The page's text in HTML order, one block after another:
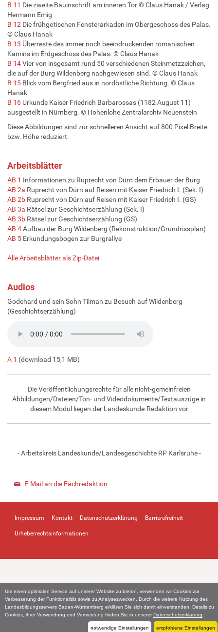
Um einen optimalen Service auf unserer Website zu bieten, verwenden wir Cookies zur
Verbesserung der Funktionalität sowie zu Analysezwecken. Durch die weitere Nutzung des
Landesbildungsservers Baden-Württemberg erklären Sie sich damit einverstanden. Details zu
Cookies, ihrer Verwendung und Vermeidung finden Sie in unserer Datenschutzerklärung
notwendige Einstellungen empfohlene Einstellungen
B 11 Die zweite Bauinschrift am inneren Tor © Claus Hanak / Verlag
Hermann Emig
B 12 Die frühgotischen Fensterarkaden im Obergeschoss des Palas.
© Claus Hanak
B 13 Überreste des immer noch beeindruckenden romanischen
Kamins im Erdgeschoss des Palas. © Claus Hanak
B 14Vier von insgesamt rund 50 verschiedenen Steinmetzzeichen,
die auf der Burg Wildenberg nachgewiesen sind. © Claus Hanak
B 15 Blick vom Bergfried aus in nordöstliche Richtung. © Claus
Hanak
B 16 Urkunde Kaiser Friedrich Barbarossas (1182 August 11)
ausgestellt in Nürnberg. © Hohenlohe Zentralarchiv Neuenstein
Diese Abbildungen sind zur schnelleren Ansicht auf 800 Pixel Breite
bzw. Höhe reduziert.
Arbeitsblätter
AB 1 Informationen zu Ruprecht von Dürn dem Erbauer der Burg
AB 2a Ruprecht von Dürn auf Reisen mit Kaiser Friedrich I. (Sek. I)
AB 2b Ruprecht von Dürn auf Reisen mit Kaiser Friedrich I. (GS)
AB 3a Rätsel zur Geschichtserzählung (Sek. I)
AB 3b Rätsel zur Geschichtserzählung (GS)
AB 4Aufbau der Burg Wildenberg (Rekonstruktion/Grundrissplan)
AB 5 Erkundungsbogen zur Burgrallye
Alle Arbeitsblätter als Zip-Datei
Audios
Godehard und sein Sohn Tilman zu Besuch auf Wildenberg
(Geschichtserzählung)
A 1 (download 15,1 MB)
Die Veröffentlichungsrechte für alle nicht-gemeinfreien
Abbildungen/Dateien/Ton- und Videodokumente/Textauszüge in
diesem Modul liegen der Landeskunde-Redaktion vor
- Arbeitskreis Landeskunde/Landesgeschichte RP Karlsruhe -
E-Mail an die Fachredaktion
Impressum Kontakt Datenschutzerklärung Barrierefreiheit
Urheberrechtsinformationen